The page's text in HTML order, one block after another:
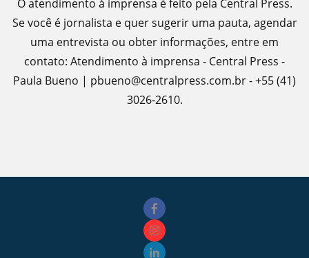
O atendimento à imprensa é feito pela Central Press.
Se você é jornalista e quer sugerir uma pauta, agendar
uma entrevista ou obter informações, entre em
contato: Atendimento à imprensa - Central Press -
Paula Bueno | pbueno@centralpress.com.br - +55 (41)
3026-2610.